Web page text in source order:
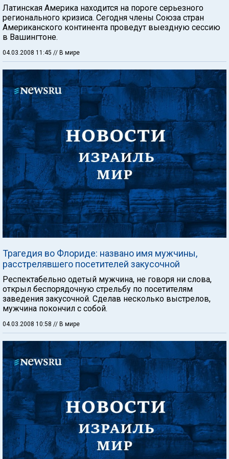
Латинская Америка находится на пороге серьезного
регионального кризиса. Сегодня члены Союза стран
Американского континента проведут выездную сессию
в Вашингтоне.
04.03.2008 11:45 // В мире
Трагедия во Флориде: названо имя мужчины,
расстрелявшего посетителей закусочной
Респектабельно одетый мужчина, не говоря ни слова,
открыл беспорядочную стрельбу по посетителям
заведения закусочной. Сделав несколько выстрелов,
мужчина покончил с собой.
04.03.2008 10:58 // В мире